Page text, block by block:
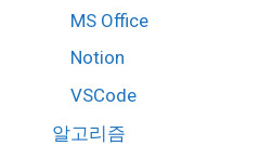
MS Office
Notion
VSCode
알고리즘